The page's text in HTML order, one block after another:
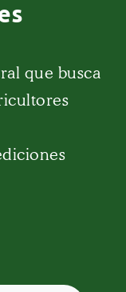
que busca